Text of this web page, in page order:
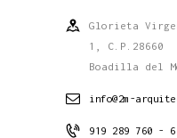
Glorieta
1, C.P.28660
Boadilla del
info@2m-
919 289 760 -